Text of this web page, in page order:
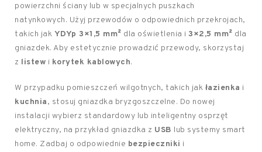
powierzchni ściany lub w specjalnych puszkach
natynkowych. Użyj przewodów o odpowiednich przekrojach,
takich jak YDYp 3×1,5 mm² dla oświetlenia i 3×2,5 mm² dla
gniazdek. Aby estetycznie prowadzić przewody, skorzystaj
z listew i korytek kablowych.
W przypadku pomieszczeń wilgotnych, takich jak łazienka i
kuchnia, stosuj gniazdka bryzgoszczelne. Do nowej
instalacji wybierz standardowy lub inteligentny osprzęt
elektryczny, na przykład gniazdka z USB lub systemy smart
home. Zadbaj o odpowiednie bezpieczniki i